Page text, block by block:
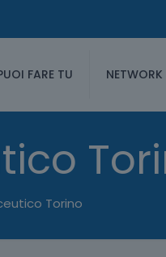
FARE TU NETWORK
Torino